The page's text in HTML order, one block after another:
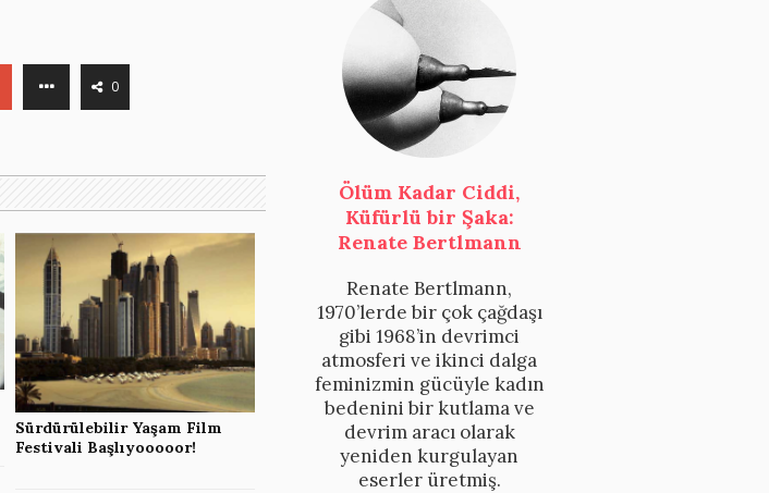
0
Ölüm Kadar Ciddi,
Küfürlü bir Şaka:
Renate Bertlmann
Renate Bertlmann,
1970’lerde bir çok çağdaşı
gibi 1968’in devrimci
atmosferi ve ikinci dalga
feminizmin gücüyle kadın
bedenini bir kutlama ve
devrim aracı olarak
yeniden kurgulayan
eserler üretmiş.
Sürdürülebilir Yaşam Film
Festivali Başlıyooooor!